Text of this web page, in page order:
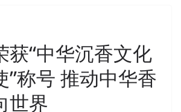
获“中华沉香文化
”称号 推动中华香
世界